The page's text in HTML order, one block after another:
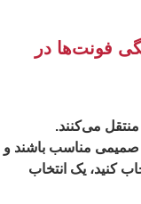
فونت‌ها در
می‌کنند.
مناسب باشند و
کنید، یک انتخاب